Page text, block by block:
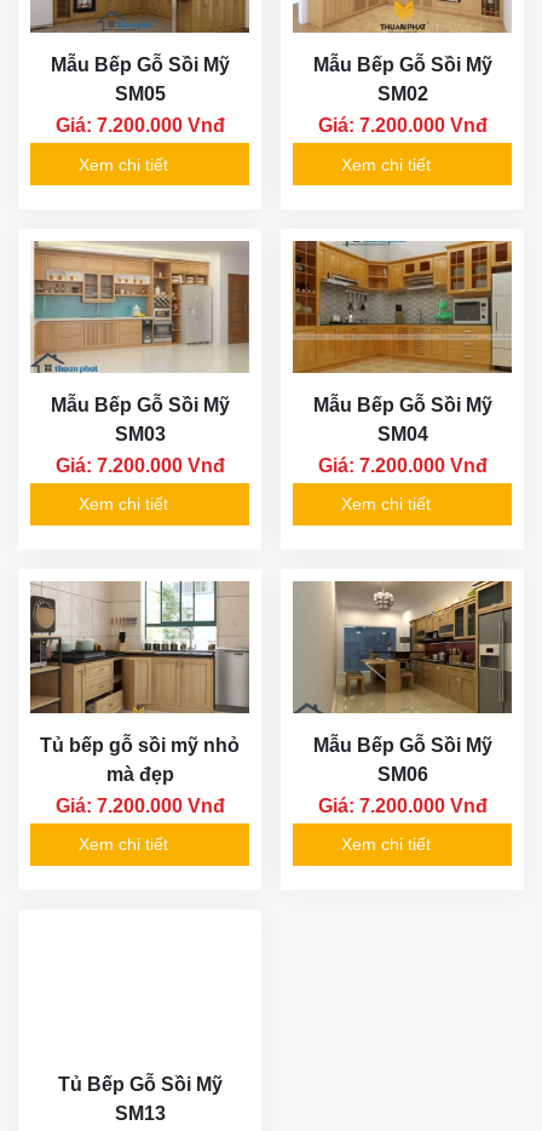
Mẫu Bếp Gỗ Sồi Mỹ
SM05
Giá: 7.200.000 Vnđ
Xem chi tiết
Mẫu Bếp Gỗ Sồi Mỹ
SM02
Giá: 7.200.000 Vnđ
Xem chi tiết
Mẫu Bếp Gỗ Sồi Mỹ
SM03
Giá: 7.200.000 Vnđ
Xem chi tiết
Mẫu Bếp Gỗ Sồi Mỹ
SM04
Giá: 7.200.000 Vnđ
Xem chi tiết
Tủ bếp gỗ sồi mỹ nhỏ
mà đẹp
Giá: 7.200.000 Vnđ
Xem chi tiết
Mẫu Bếp Gỗ Sồi Mỹ
SM06
Giá: 7.200.000 Vnđ
Xem chi tiết
Tủ Bếp Gỗ Sồi Mỹ
SM13